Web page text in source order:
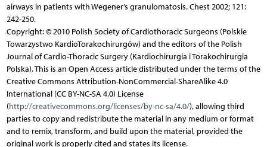
airways in patients with Wegener’s granulomatosis. Chest 2002; 121:
242-250.
Copyright: © 2010 Polish Society of Cardiothoracic Surgeons (Polskie
Towarzystwo KardioTorakochirurgów) and the editors of the Polish
Journal of Cardio-Thoracic Surgery (Kardiochirurgia i Torakochirurgia
Polska). This is an Open Access article distributed under the terms of the
Creative Commons Attribution-NonCommercial-ShareAlike 4.0
International (CC BY-NC-SA 4.0) License
(http://creativecommons.org/licenses/by-nc-sa/4.0/), allowing third
parties to copy and redistribute the material in any medium or format
and to remix, transform, and build upon the material, provided the
original work is properly cited and states its license.